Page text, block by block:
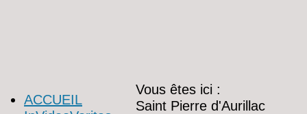
ACCUEIL
Vous êtes ici :
Saint Pierre d'Aurillac